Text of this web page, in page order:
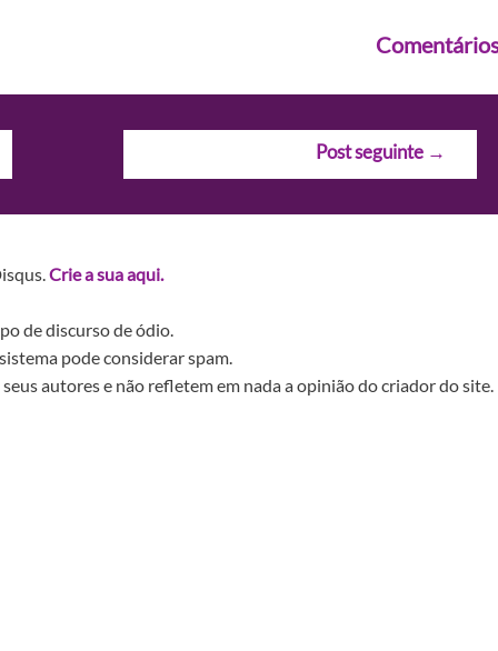
Post seguinte →
Crie a sua aqui.
de discurso de ódio.
pode considerar spam.
autores e não refletem em nada a opinião do criador do site.